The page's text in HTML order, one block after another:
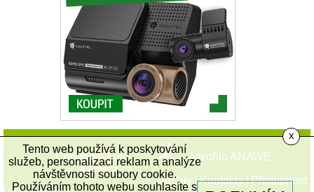
Copyright Auto-
Kamera.cz
Vytvořilo ANAWE
Archiv
Kontakty
Přístupnost
Tento web používá k poskytování
služeb, personalizaci reklam a analýze
návštěvnosti soubory cookie.
Používáním tohoto webu souhlasíte s
x